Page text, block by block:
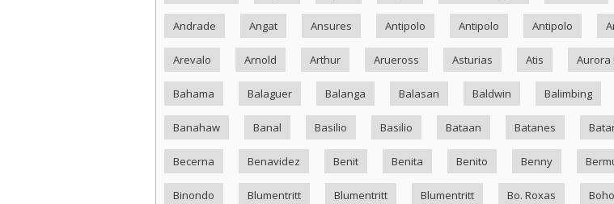
Andrade Angat Ansures Antipolo Antipolo Antipolo
Arevalo Arnold Arthur Arueross Asturias Atis Aurora
Bahama Balaguer Balanga Balasan Baldwin Balimbing
Banahaw Banal Basilio Basilio Bataan Batanes
Becerna Benavidez Benit Benita Benito Benny
Binondo Blumentritt Blumentritt Blumentritt Bo. Roxas